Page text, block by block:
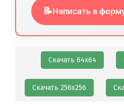
📝Написать в
Скачать 64х64
Скачать 256х256